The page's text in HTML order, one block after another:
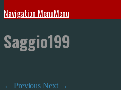
Navigation MenuMenu
Saggio199
← Previous Next →